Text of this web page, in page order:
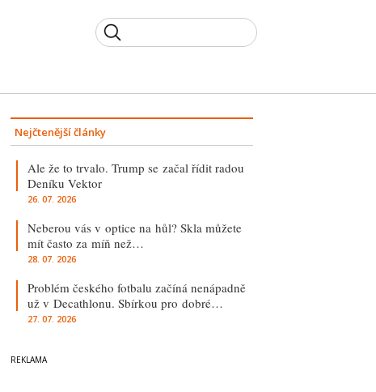
Nejčtenější články
Ale že to trvalo. Trump se začal řídit radou
Deníku Vektor
26. 07. 2026
Neberou vás v optice na hůl? Skla můžete
mít často za míň než…
28. 07. 2026
Problém českého fotbalu začíná nenápadně
už v Decathlonu. Sbírkou pro dobré…
27. 07. 2026